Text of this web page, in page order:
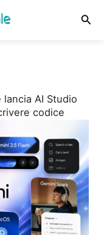
lancia AI Studio
codice